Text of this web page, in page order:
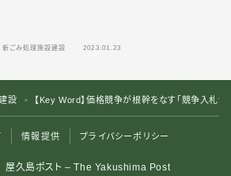
新ごみ処理施設建設 2023.01.23
設 ＞ 【Key Word】価格競争が根幹をなす「競争入札
情報提供 プライバシーポリシー
久島ポスト – The Yakushima Post